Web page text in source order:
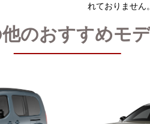
れておりません
のおすすめモ